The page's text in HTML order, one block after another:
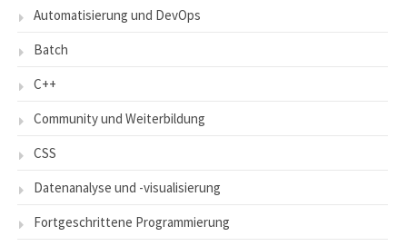
Automatisierung und DevOps
Batch
C++
Community und Weiterbildung
CSS
Datenanalyse und -visualisierung
Fortgeschrittene Programmierung